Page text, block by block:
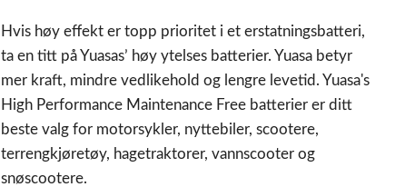
Hvis høy effekt er topp prioritet i et erstatningsbatteri,
ta en titt på Yuasas’ høy ytelses batterier. Yuasa betyr
mer kraft, mindre vedlikehold og lengre levetid. Yuasa's
High Performance Maintenance Free batterier er ditt
beste valg for motorsykler, nyttebiler, scootere,
terrengkjøretøy, hagetraktorer, vannscooter og
snøscootere.